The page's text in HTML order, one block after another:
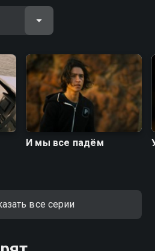
И мы все падём
все серии